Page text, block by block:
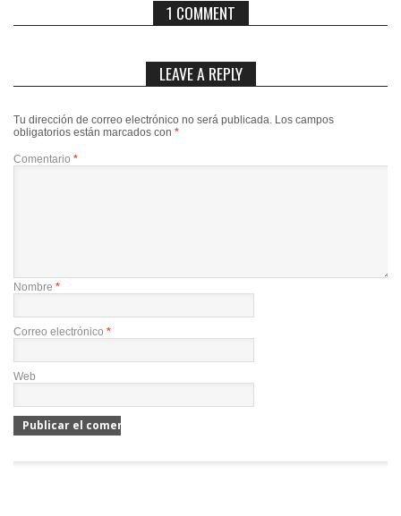
1 COMMENT
LEAVE A REPLY
Tu dirección de correo electrónico no será publicada. Los campos
obligatorios están marcados con *
Comentario *
Nombre *
Correo electrónico *
Web